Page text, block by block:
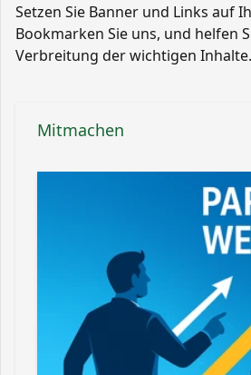
Setzen Sie Banner und Links auf
Bookmarken Sie uns, und helfen
Verbreitung der wichtigen Inhalte.
Mitmachen